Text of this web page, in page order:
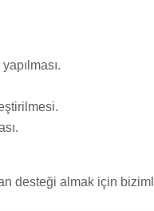
desteği almak için